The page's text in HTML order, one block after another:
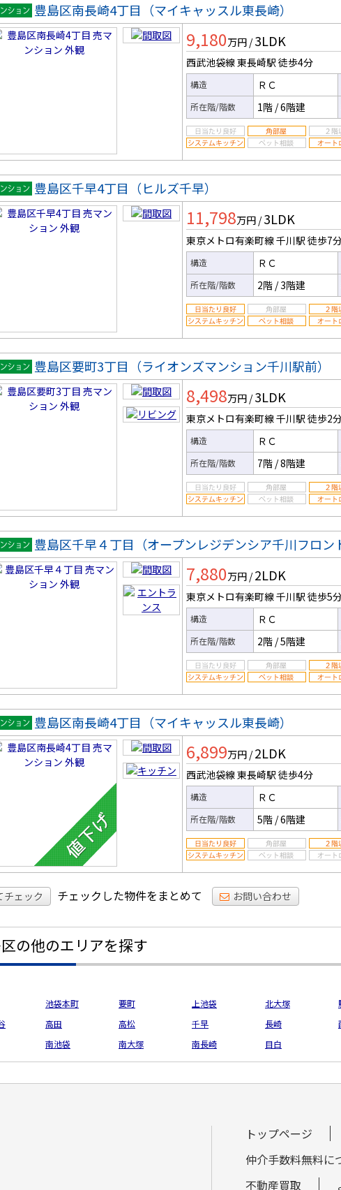
ンシ
豊島区南長崎4丁目（マイキャッスル東長崎）
9,180万円 / 3LDK
西武池袋線 東長崎駅 徒歩4分
構造 ＲＣ
所在階/階数 1階 /6階建
ンシ
豊島区千早4丁目（ヒルズ千早）
11,798万円 / 3LDK
東京メトロ有楽町線 千川駅 徒歩7
構造 ＲＣ
所在階/階数 2階 /3階建
ンシ
豊島区要町3丁目（ライオンズマンション千川駅前）
8,498万円 / 3LDK
東京メトロ有楽町線 千川駅 徒歩2
構造 ＲＣ
所在階/階数 7階 /8階建
ンシ
豊島区千早４丁目（オープンレジデンシア千川フロン
7,880万円 / 2LDK
東京メトロ有楽町線 千川駅 徒歩5
構造 ＲＣ
所在階/階数 2階 /5階建
ンシ
豊島区南長崎4丁目（マイキャッスル東長崎）
6,899万円 / 2LDK
西武池袋線 東長崎駅 徒歩4分
構造 ＲＣ
所在階/階数 5階 /6階建
チェック チェックした物件をまとめて お問い合わせ
の他のエリアを探す
池袋本町 要町 上池袋 北大塚
高田 高松 千早 長崎
南池袋 南大塚 南長崎 目白
トップページ
仲介手数料無料に
不動産買取